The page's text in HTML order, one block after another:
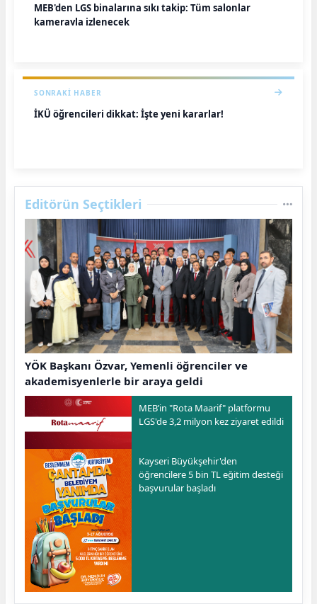
MEB'den LGS binalarına sıkı takip: Tüm salonlar
kamerayla izlenecek
SONRAKI HABER
İKÜ öğrencileri dikkat: İşte yeni kararlar!
Editörün Seçtikleri
YÖK Başkanı Özvar, Yemenli öğrenciler ve
akademisyenlerle bir araya geldi
MEB’in "Rota Maarif" platformu
LGS'de 3,2 milyon kez ziyaret edildi
Kayseri Büyükşehir'den
öğrencilere 5 bin TL eğitim desteği
başvurular başladı